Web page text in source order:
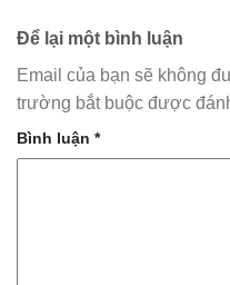
Để lại một bình luận
Email của bạn sẽ không
trường bắt buộc được
Bình luận *